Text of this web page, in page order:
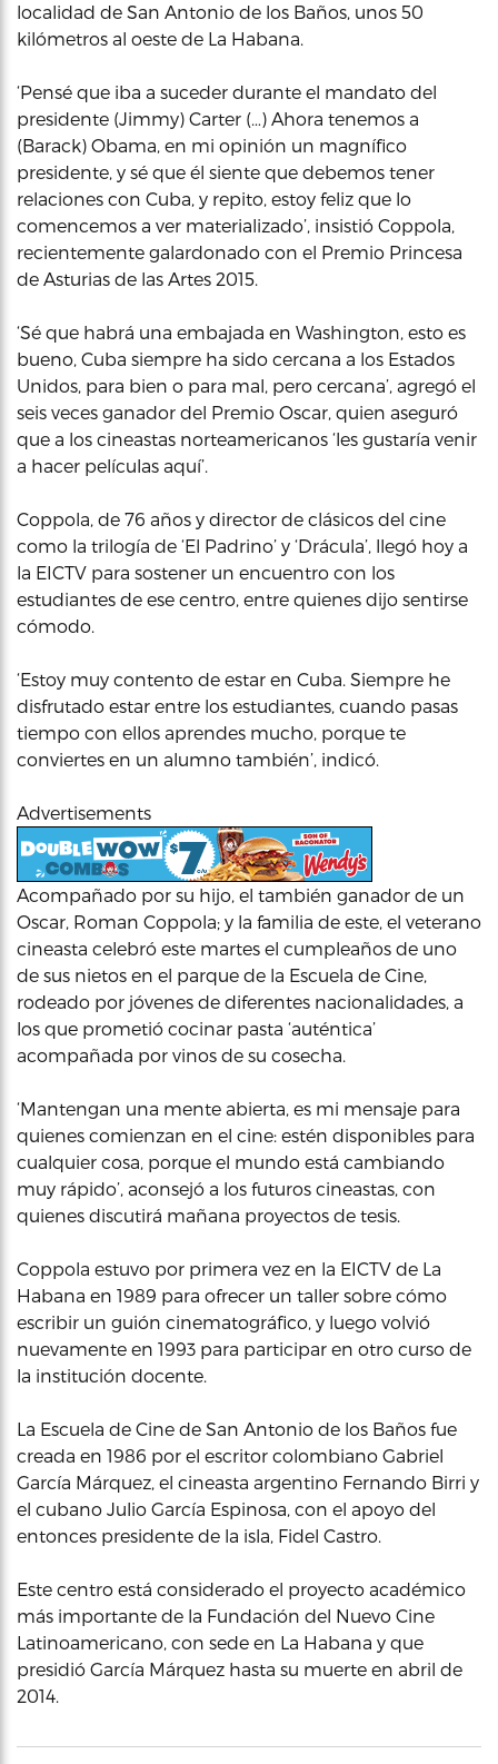
localidad de San Antonio de los Baños, unos 50
kilómetros al oeste de La Habana.
‘Pensé que iba a suceder durante el mandato del
presidente (Jimmy) Carter (…) Ahora tenemos a
(Barack) Obama, en mi opinión un magnífico
presidente, y sé que él siente que debemos tener
relaciones con Cuba, y repito, estoy feliz que lo
comencemos a ver materializado’, insistió Coppola,
recientemente galardonado con el Premio Princesa
de Asturias de las Artes 2015.
‘Sé que habrá una embajada en Washington, esto es
bueno, Cuba siempre ha sido cercana a los Estados
Unidos, para bien o para mal, pero cercana’, agregó el
seis veces ganador del Premio Oscar, quien aseguró
que a los cineastas norteamericanos ‘les gustaría venir
a hacer películas aquí’.
Coppola, de 76 años y director de clásicos del cine
como la trilogía de ‘El Padrino’ y ‘Drácula’, llegó hoy a
la EICTV para sostener un encuentro con los
estudiantes de ese centro, entre quienes dijo sentirse
cómodo.
‘Estoy muy contento de estar en Cuba. Siempre he
disfrutado estar entre los estudiantes, cuando pasas
tiempo con ellos aprendes mucho, porque te
conviertes en un alumno también’, indicó.
Advertisements
Acompañado por su hijo, el también ganador de un
Oscar, Roman Coppola; y la familia de este, el veterano
cineasta celebró este martes el cumpleaños de uno
de sus nietos en el parque de la Escuela de Cine,
rodeado por jóvenes de diferentes nacionalidades, a
los que prometió cocinar pasta ‘auténtica’
acompañada por vinos de su cosecha.
‘Mantengan una mente abierta, es mi mensaje para
quienes comienzan en el cine: estén disponibles para
cualquier cosa, porque el mundo está cambiando
muy rápido’, aconsejó a los futuros cineastas, con
quienes discutirá mañana proyectos de tesis.
Coppola estuvo por primera vez en la EICTV de La
Habana en 1989 para ofrecer un taller sobre cómo
escribir un guión cinematográfico, y luego volvió
nuevamente en 1993 para participar en otro curso de
la institución docente.
La Escuela de Cine de San Antonio de los Baños fue
creada en 1986 por el escritor colombiano Gabriel
García Márquez, el cineasta argentino Fernando Birri y
el cubano Julio García Espinosa, con el apoyo del
entonces presidente de la isla, Fidel Castro.
Este centro está considerado el proyecto académico
más importante de la Fundación del Nuevo Cine
Latinoamericano, con sede en La Habana y que
presidió García Márquez hasta su muerte en abril de
2014.